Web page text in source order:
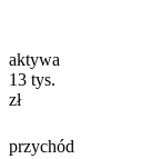
aktywa
13 tys.
zł
przychód